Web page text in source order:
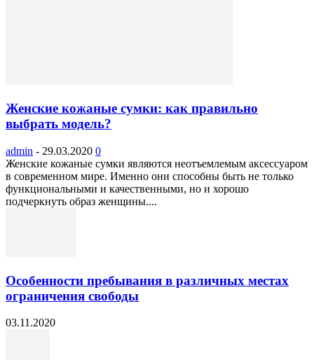
Женские кожаные сумки: как правильно
выбрать модель?
admin - 29.03.2020 0
Женские кожаные сумки являются неотъемлемым аксессуаром
в современном мире. Именно они способны быть не только
функциональными и качественными, но и хорошо
подчеркнуть образ женщины....
Особенности пребывания в различных местах
ограничения свободы
03.11.2020